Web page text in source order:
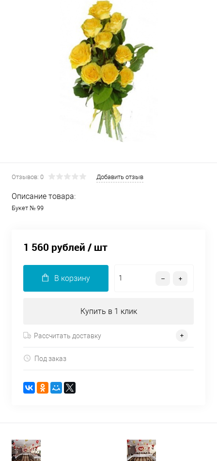
Отзывов: 0 Добавить отзыв
Описание товара:
Букет № 99
1 560 рублей / шт
В корзину
Купить в 1 клик
Рассчитать доставку
Под заказ